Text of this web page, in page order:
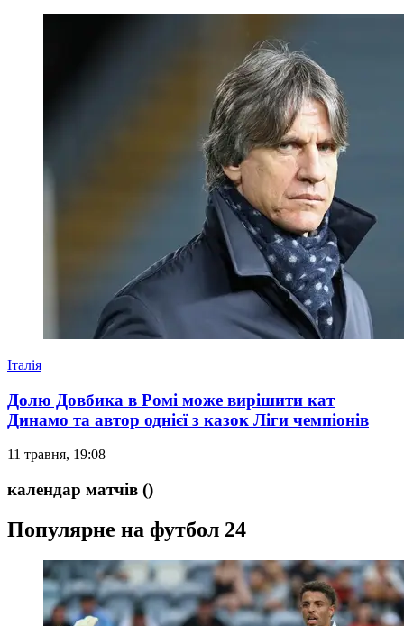
Італія
Долю Довбика в Ромі може вирішити кат
Динамо та автор однієї з казок Ліги чемпіонів
11 травня, 19:08
календар матчів ()
Популярне на футбол 24